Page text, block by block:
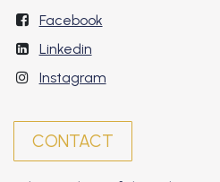
Facebook
Linkedin
Instagram
CONTACT